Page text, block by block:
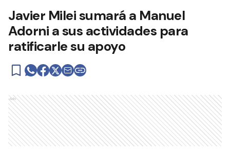
Javier Milei sumará a Manuel
Adorni a sus actividades para
ratificarle su apoyo
Ads